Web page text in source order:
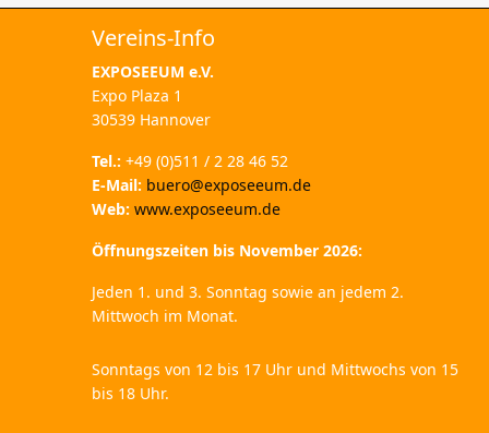
Vereins-Info
EXPOSEEUM e.V.
Expo Plaza 1
30539 Hannover
Tel.: +49 (0)511 / 2 28 46 52
E-Mail: buero@exposeeum.de
Web: www.exposeeum.de
Öffnungszeiten bis November 2026:
Jeden 1. und 3. Sonntag sowie an jedem 2.
Mittwoch im Monat.
Sonntags von 12 bis 17 Uhr und Mittwochs von 15
bis 18 Uhr.